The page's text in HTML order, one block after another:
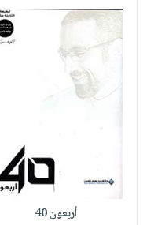
أربعون 40